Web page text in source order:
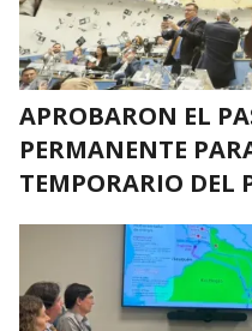
APROBARON EL
PERMANENTE
TEMPORARIO DEL